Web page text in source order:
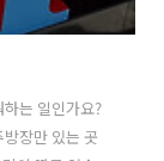
는 일인가요?
장만 있는 곳